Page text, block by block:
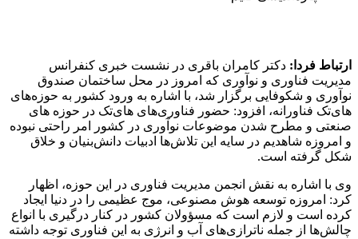
ارتباط فردا: دکتر کامران باقری در نشست خبری کنفرانس
مدیریت فناوری و نوآوری که امروز در محل ساختمان صندوق
نوآوری و شکوفایی برگزار شد، با اشاره به ورود کشور به حوزه‌های
های‌تک فناورانه، افزود: حضور فناوری‌های های‌تک در حوزه های
صنعتی و مطرح شدن موضوعات نوآوری در کشور امر راحتی نبوده
و امروزه شاهدیم در سایه این تلاش‌ها ادبیات دانش‌بنیان و خلاق
شکل گرفته است.
وی با اشاره به نقش انجمن مدیریت فناوری در این حوزه، اظهار
کرد: امروزه توسعه هوش مصنوعی، موج عظیمی را در دنیا ایجاد
کرده است و لازم است که مسؤولان کشور در کنار درگیری با انواع
چالش‌ها از جمله ناترازی‌های آب و انرژی به این فناوری توجه داشته